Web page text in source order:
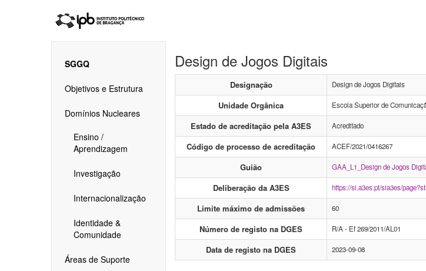
SGGQ
Objetivos e Estrutura
Domínios Nucleares
Ensino /
Aprendizagem
Investigação
Internacionalização
Identidade &
Comunidade
Áreas de Suporte
Design de Jogos Digitais
Designação Design de Jogos Digitais
Unidade Orgânica Escola Superior de
Estado de acreditação pela A3ES Acreditado
Código de processo de acreditação ACEF/2021/0416267
Guião GAA_L1_Design de Jogos
Deliberação da A3ES https://si.a3es.pt/sia3es/
Limite máximo de admissões 60
Número de registo na DGES R/A - Ef 269/2011/AL01
Data de registo na DGES 2023-09-08